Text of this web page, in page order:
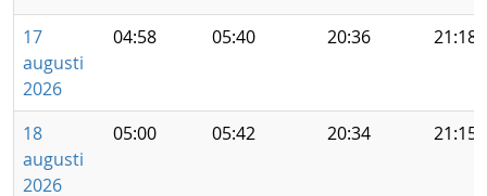
17
augusti
2026
04:58 05:40 20:36 21:18
18
augusti
2026
05:00 05:42 20:34 21:15